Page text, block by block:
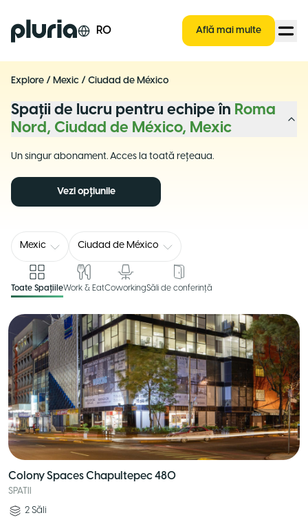
Logo Pluria RO Află mai multe
Explore / Mexic / Ciudad de México
Spații de lucru pentru echipe în Roma
Nord, Ciudad de México, Mexic
Un singur abonament. Acces la toată rețeaua.
Vezi opțiunile
Mexic Ciudad de México
Toate SpațiileWork & EatCoworkingSăli de conferință
Colony Spaces Chapultepec 480
SPATII
2 Săli